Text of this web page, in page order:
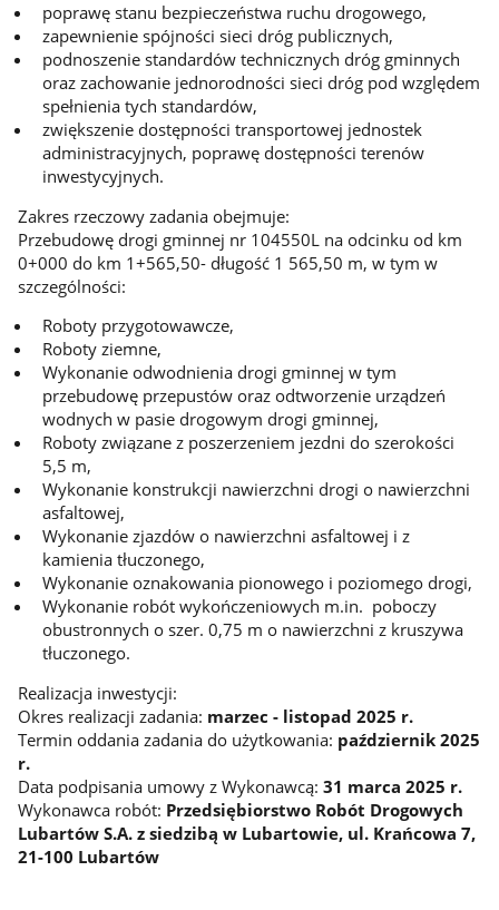
poprawę stanu bezpieczeństwa ruchu drogowego,
zapewnienie spójności sieci dróg publicznych,
podnoszenie standardów technicznych dróg gminnych
oraz zachowanie jednorodności sieci dróg pod względem
spełnienia tych standardów,
zwiększenie dostępności transportowej jednostek
administracyjnych, poprawę dostępności terenów
inwestycyjnych.
Zakres rzeczowy zadania obejmuje:
Przebudowę drogi gminnej nr 104550L na odcinku od km
0+000 do km 1+565,50- długość 1 565,50 m, w tym w
szczególności:
Roboty przygotowawcze,
Roboty ziemne,
Wykonanie odwodnienia drogi gminnej w tym
przebudowę przepustów oraz odtworzenie urządzeń
wodnych w pasie drogowym drogi gminnej,
Roboty związane z poszerzeniem jezdni do szerokości
5,5 m,
Wykonanie konstrukcji nawierzchni drogi o nawierzchni
asfaltowej,
Wykonanie zjazdów o nawierzchni asfaltowej i z
kamienia tłuczonego,
Wykonanie oznakowania pionowego i poziomego drogi,
Wykonanie robót wykończeniowych m.in. poboczy
obustronnych o szer. 0,75 m o nawierzchni z kruszywa
tłuczonego.
Realizacja inwestycji:
Okres realizacji zadania: marzec - listopad 2025 r.
Termin oddania zadania do użytkowania: październik 2025
r.
Data podpisania umowy z Wykonawcą: 31 marca 2025 r.
Wykonawca robót: Przedsiębiorstwo Robót Drogowych
Lubartów S.A. z siedzibą w Lubartowie, ul. Krańcowa 7,
21-100 Lubartów